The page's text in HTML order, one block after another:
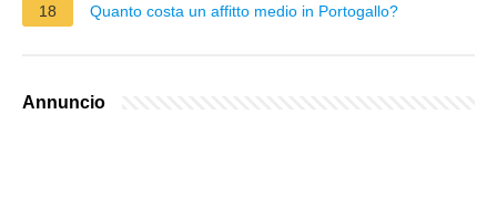
18 Quanto costa un affitto medio in Portogallo?
Annuncio